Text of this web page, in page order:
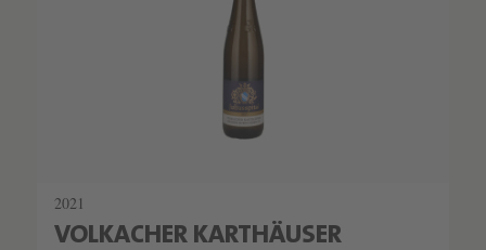
2021
VOLKACHER KARTHÄUSER